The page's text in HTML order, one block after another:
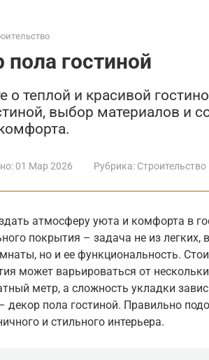
пола гостиной
о теплой и красивой
выбор материалов и
01 Мар 2026 Рубрика: Строительство
атмосферу уюта и комфорта в
покрытия – задача не из легких,
но и ее функциональность.
может варьироваться от
метр, а сложность укладки
декор пола гостиной. Правильно
и стильного интерьера.